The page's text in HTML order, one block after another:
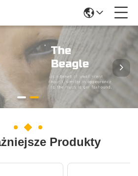
Produkty